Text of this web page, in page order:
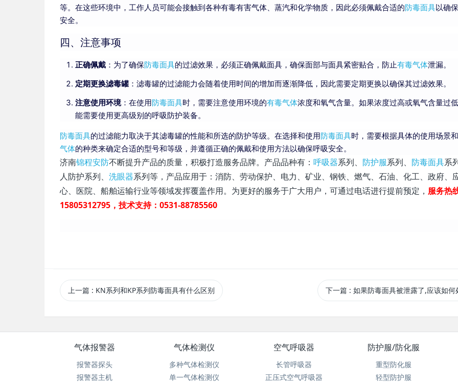
等。在这些环境中，工作人员可能会接触到各种有毒有害气体、蒸汽和化学物质，因此必须佩戴合适的防毒面具以确
安全。
四、注意事项
正确佩戴 ：为了确保防毒面具的过滤效果，必须正确佩戴面具，确保面部与面具紧密贴合，防止有毒气体泄漏。
定期更换滤毒罐：滤毒罐的过滤能力会随着使用时间的增加而逐渐降低，因此需要定期更换以确保其过滤效果。
注意使用环境：在使用防毒面具时，需要注意使用环境的有毒气体浓度和氧气含量。如果浓度过高或氧气含量过
能需要使用更高级别的呼吸防护装备。
防毒面具的过滤能力取决于其滤毒罐的性能和所选的防护等级。在选择和使用防毒面具时，需要根据具体的使用场景和
气体的种类来确定合适的型号和等级，并遵循正确的佩戴和使用方法以确保呼吸安全。
济南锦程安防不断提升产品的质量，积极打造服务品牌。产品品种有： 呼吸器系列、 防护服系列、 防毒面具系
人防护系列、 洗眼器系列等，产品应用于：消防、劳动保护、电力、矿业、钢铁、燃气、石油、化工、政府、
心、医院、船舶运输行业等领域发挥覆盖作用。为更好的服务于广大用户，可通过电话进行提前预定， 服务热
15805312795，技术支持：0531-88785560
上一篇 : KN系列和KP系列防毒面具有什么区别 下一篇 : 如果防毒面具被泄露了,应该如何
气体报警器
报警器探头
报警器主机
气体检测仪
多种气体检测仪
单一气体检测仪
空气呼吸器
长管呼吸器
正压式空气呼吸器
防护服/防化服
重型防化服
轻型防护服